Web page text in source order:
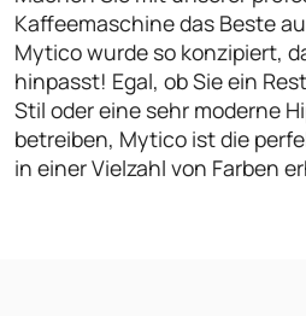
Kaffeemaschine das Beste
Mytico wurde so konzipiert,
hinpasst! Egal, ob Sie ein
Stil oder eine sehr moderne
betreiben, Mytico ist die
in einer Vielzahl von Farben